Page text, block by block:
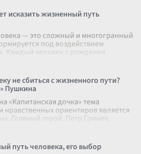
исказить жизненный путь
— это сложный и многогранный
под воздействием
Каждый человек с рождения
условиях,
не сбиться с жизненного пути?
Пушкина
«Капитанская дочка» тема
нравственных ориентиров является
Главный герой, Петр Гринев,
исп
путь человека, его выбор